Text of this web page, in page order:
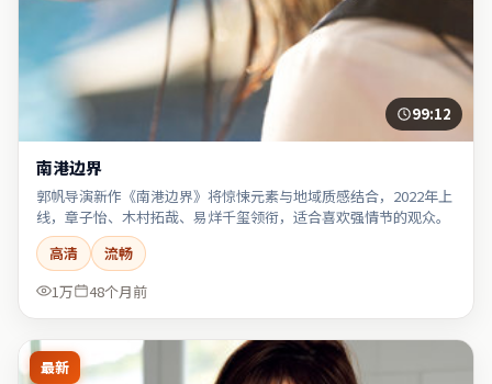
99:12
南港边界
郭帆导演新作《南港边界》将惊悚元素与地域质感结合，2022年上
线，章子怡、木村拓哉、易烊千玺领衔，适合喜欢强情节的观众。
高清
流畅
1万
48个月前
最新